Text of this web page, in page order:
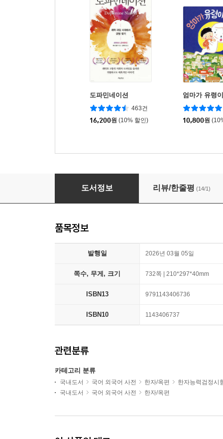
도파민네이션
463건
16,200원 (10% 할인)
엄마가 유령
10,800원
2026 어문회 한자능력검정시험 3급 한 권으로
도서정보 리뷰/한줄평 (14/1)
품목정보
발행일 2026년 03월 05일
쪽수, 무게, 크기 732쪽 | 210*297*40mm
ISBN13 9791143406736
ISBN10 1143406737
관련분류
카테고리 분류
국내도서 국어 외국어 사전 한자/옥편
한자능력검정시
국내도서
국어 외국어 사전 한자/옥편